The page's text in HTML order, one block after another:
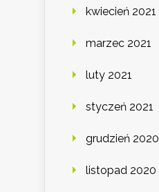
kwiecień 2021
marzec 2021
luty 2021
styczeń 2021
grudzień 2020
listopad 2020